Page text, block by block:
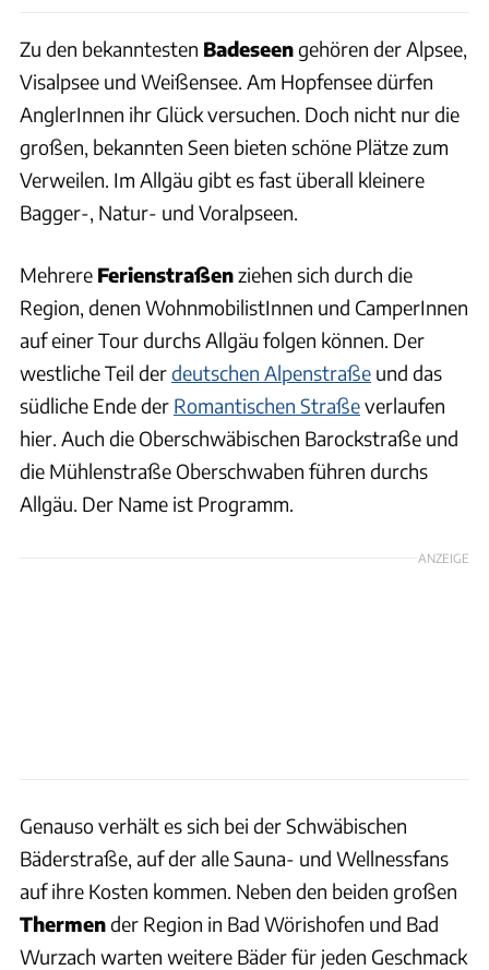
Zu den bekanntesten Badeseengehören der Alpsee,
Visalpsee und Weißensee. Am Hopfensee dürfen
AnglerInnen ihr Glück versuchen. Doch nicht nur die
großen, bekannten Seen bieten schöne Plätze zum
Verweilen. Im Allgäu gibt es fast überall kleinere
Bagger-, Natur- und Voralpseen.
Mehrere Ferienstraßenziehen sich durch die
Region, denen WohnmobilistInnen und CamperInnen
auf einer Tour durchs Allgäu folgen können. Der
westliche Teil derdeutschen Alpenstraße und das
südliche Ende der Romantischen Straßeverlaufen
hier. Auch die Oberschwäbischen Barockstraße und
die Mühlenstraße Oberschwaben führen durchs
Allgäu. Der Name ist Programm.
ANZEIGE
Genauso verhält es sich bei der Schwäbischen
Bäderstraße, auf der alle Sauna- und Wellnessfans
auf ihre Kosten kommen. Neben den beiden großen
Thermender Region in Bad Wörishofen und Bad
Wurzach warten weitere Bäder für jeden Geschmack